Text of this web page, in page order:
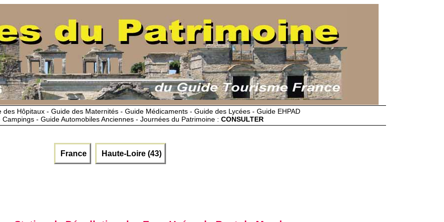
Hôpitaux - Guide des Maternités - Guide Médicaments - Guide des Lycées - Guide EHPAD
- Guide Automobiles Anciennes - Journées du Patrimoine : CONSULTER
France Haute-Loire (43)